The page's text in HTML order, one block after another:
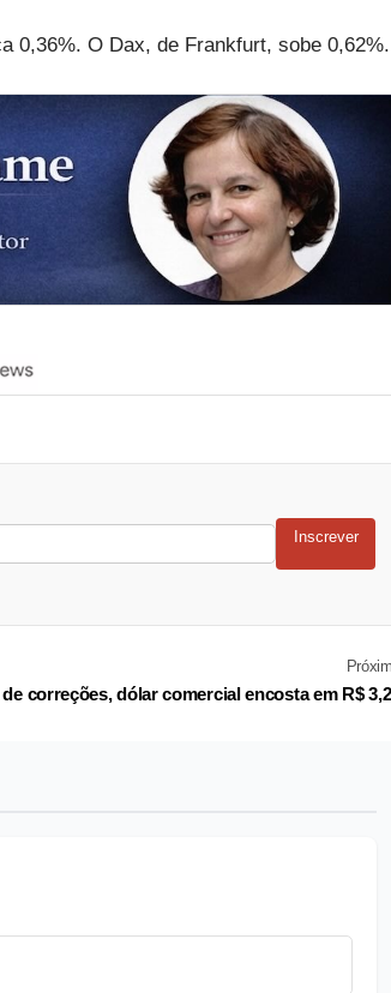
0,36%. O Dax, de Frankfurt, sobe 0,62%.
Inscrever
de correções, dólar comercial encosta em R$